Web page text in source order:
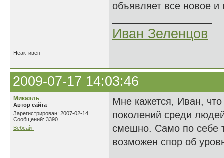
объявляет все новое и
Иван Зеленцов
Неактивен
2009-07-17 14:03:46
Микаэль
Автор сайта
Зарегистрирован: 2007-02-14
Сообщений: 3390
Вебсайт
Мне кажется, Иван,
поколений среди
смешно. Само по себе
возможен спор об